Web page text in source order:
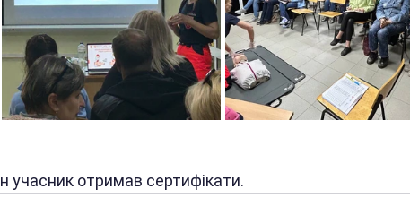
учасник отримав сертифікати.